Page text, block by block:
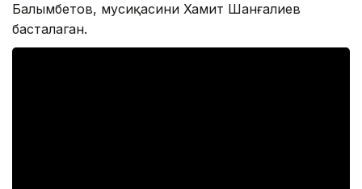
Балымбетов, мусиқасини Хамит Шанғалиев
басталаган.